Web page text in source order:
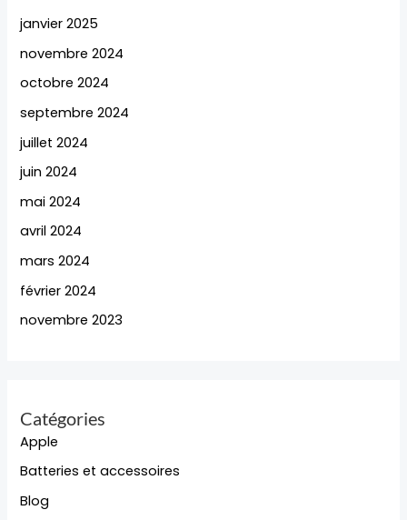
janvier 2025
novembre 2024
octobre 2024
septembre 2024
juillet 2024
juin 2024
mai 2024
avril 2024
mars 2024
février 2024
novembre 2023
Catégories
Apple
Batteries et accessoires
Blog